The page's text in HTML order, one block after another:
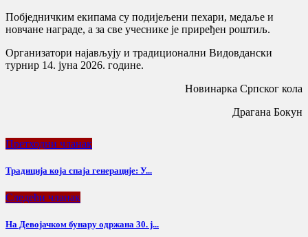
Побједничким екипама су подијељени пехари, медаље и
новчане награде, а за све учеснике је приређен роштиљ.
Организатори најављују и традиционални Видовдански
турнир 14. јуна 2026. године.
Новинарка Српског кола
Драгана Бокун
Претходни чланак
Традиција која спаја генерације: У...
Следећи чланак
На Девојачком бунару одржана 30. ј...